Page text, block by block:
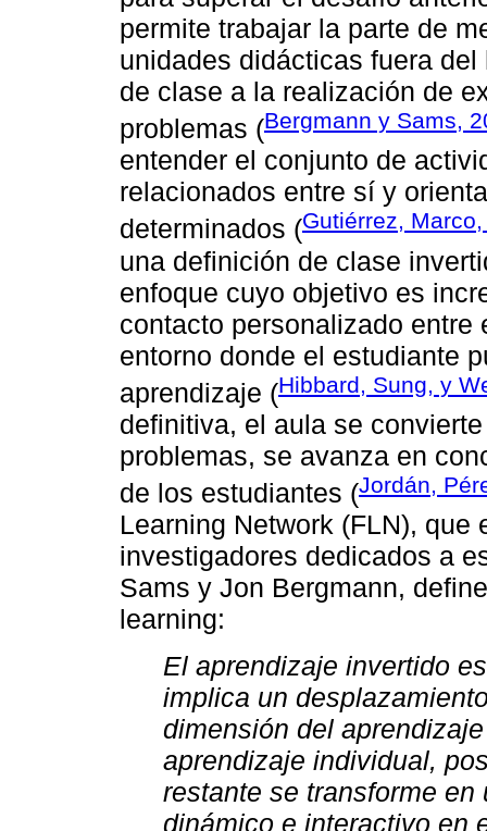
permite trabajar la parte de
unidades didácticas fuera
de clase a la realización de
problemas (Bergmann y Sams,
entender el conjunto de
relacionados entre sí y
determinados (Gutiérrez,
una definición de clase
enfoque cuyo objetivo es
contacto personalizado
entorno donde el estudiante
aprendizaje (Hibbard, Sung, y
definitiva, el aula se
problemas, se avanza en
de los estudiantes (Jordán,
Learning Network (FLN), que
investigadores dedicados a
Sams y Jon Bergmann,
learning:
El aprendizaje invertido
implica un
dimensión del
aprendizaje individual,
restante se transforme
dinámico e interactivo en